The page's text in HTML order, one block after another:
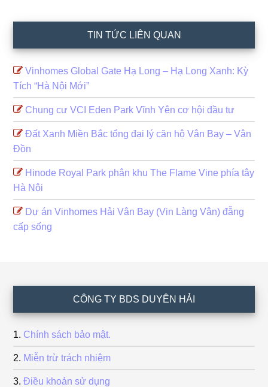
TIN TỨC LIÊN QUAN
Vinhomes Global Gate Hạ Long – Hạ Long Xanh: Kỳ
Tích “Hà Nội Mới”
Chung cư VCI Eden Park Vĩnh Yên cơ hội đầu tư
Đất Xanh Miền Bắc tổng đại lý căn hộ Vân Bay – Vân
Đồn
Hinode Royal Park phân khu The Flame Vine phía tây
Hà Nội
Dự án Vinhomes Hải Vân Bay (Vin Làng Vân) đẵng
cấp sống
CÔNG TY BDS DUYÊN HẢI
Chính sách bảo mật.
Miễn trừ trách nhiệm
Điều khoản sử dụng